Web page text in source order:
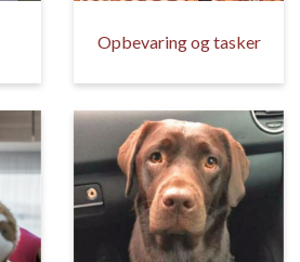
Opbevaring og tasker